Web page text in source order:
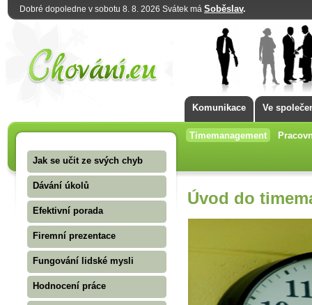
Dobré dopoledne v sobotu 8. 8. 2026 Svátek má Soběslav.
Komunikace Ve
Timemanagement
Jak se učit ze svých chyb
Dávání úkolů
Efektivní porada
Firemní prezentace
Fungování lidské mysli
Hodnocení práce
Úvod do